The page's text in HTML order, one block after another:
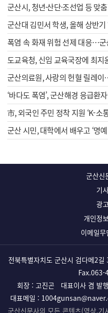
군산시, 청년·산단·조선업 등 맞
군산대 김민서 학생, 올해 상반기
폭염 속 화재 위험 선제 대응…군
도교육청, 신임 교육국장에 최지
군산의료원, 사랑의 헌혈 릴레
‘바다도 폭염’, 군산해경 응급환
市, 외국인 주민 정착 지원 ‘K-소
군산 시민, 대학에서 배우고 ‘명
군산신
기
광
개인정
이메일
전북특별자치도 군산시 검다메2
Fax.063-
회장 : 고진곤
대표이사 겸 발
대표메일 :
군산신문사의 모든 콘텐츠(영상,